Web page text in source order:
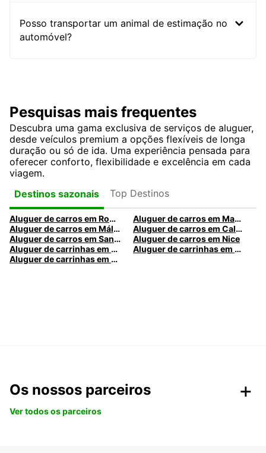
Posso transportar um animal de estimação no
automóvel?
Pesquisas mais frequentes
Descubra uma gama exclusiva de serviços de aluguer,
desde veículos premium a opções flexíveis de longa
duração ou só de ida. Uma experiência pensada para
oferecer conforto, flexibilidade e excelência em cada
viagem.
Destinos sazonais
Top Destinos
Aluguer de carros em Roma
Aluguer de carros em Madrid
Aluguer de carros em Málaga
Aluguer de carros em Caldas da Rainha
Aluguer de carros em Santa Maria da Feira
Aluguer de carros em Nice
Aluguer de carrinhas em Nice
Aluguer de carrinhas em Santa Maria da Feira
Aluguer de carrinhas em Caldas da Rainha
Os nossos parceiros
Ver todos os parceiros